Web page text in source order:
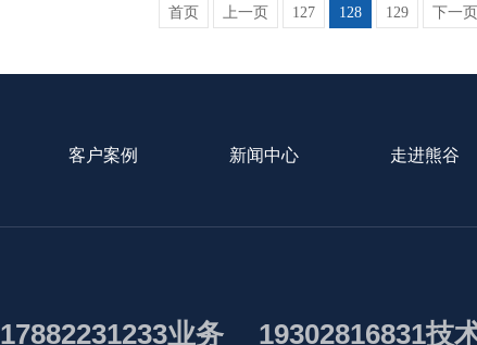
首页 上一页 127 128 129 下一页
客户案例 新闻中心 走进熊谷
17882231233业务 19302816831技